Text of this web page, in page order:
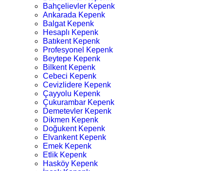
Bahçelievler Kepenk
Ankarada Kepenk
Balgat Kepenk
Hesaplı Kepenk
Batıkent Kepenk
Profesyonel Kepenk
Beytepe Kepenk
Bilkent Kepenk
Cebeci Kepenk
Cevizlidere Kepenk
Çayyolu Kepenk
Çukurambar Kepenk
Demetevler Kepenk
Dikmen Kepenk
Doğukent Kepenk
Elvankent Kepenk
Emek Kepenk
Etlik Kepenk
Hasköy Kepenk